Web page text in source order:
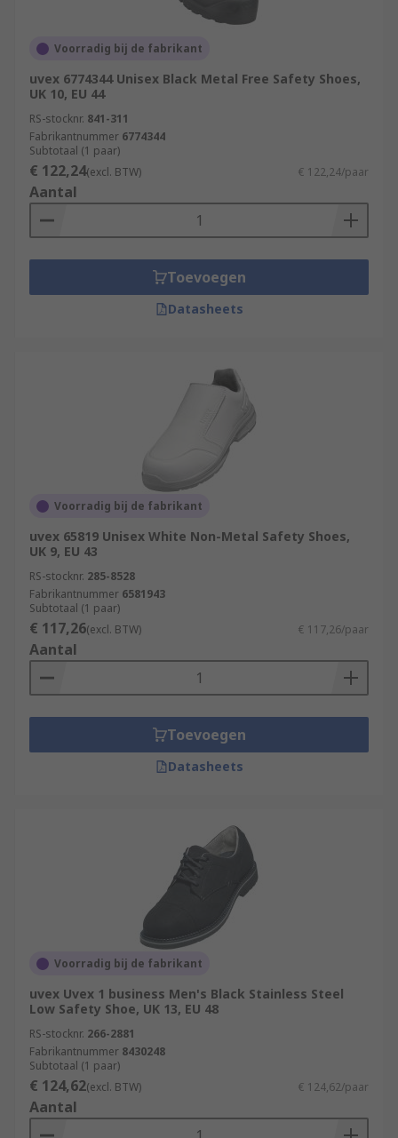
Voorradig bij de fabrikant
uvex 6774344 Unisex Black Metal Free Safety Shoes,
UK 10, EU 44
RS-stocknr. 841-311
Fabrikantnummer 6774344
Subtotaal (1 paar)
€ 122,24(excl. BTW) € 122,24/paar
Aantal
Toevoegen
Datasheets
Voorradig bij de fabrikant
uvex 65819 Unisex White Non-Metal Safety Shoes,
UK 9, EU 43
RS-stocknr. 285-8528
Fabrikantnummer 6581943
Subtotaal (1 paar)
€ 117,26(excl. BTW) € 117,26/paar
Aantal
Toevoegen
Datasheets
Voorradig bij de fabrikant
uvex Uvex 1 business Men's Black Stainless Steel
Low Safety Shoe, UK 13, EU 48
RS-stocknr. 266-2881
Fabrikantnummer 8430248
Subtotaal (1 paar)
€ 124,62(excl. BTW) € 124,62/paar
Aantal